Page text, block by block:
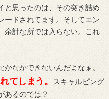
と思ったのは、その突き詰め
ードされてます。そしてエン
余計な所では入らない。これ
なかできないんだよなぁ。
てしまう。
スキャルピング
あるのでは？